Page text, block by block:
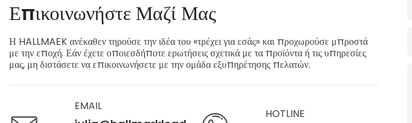
Επικοινωνήστε Μαζί Μας
Η HALLMAEK ανέκαθεν τηρούσε την ιδέα του «τρέχει για εσάς» και προχωρούσε μπροστά
με την εποχή. Εάν έχετε οποιεσδήποτε ερωτήσεις σχετικά με τα προϊόντα ή τις υπηρεσίες
μας, μη διστάσετε να επικοινωνήσετε με την ομάδα εξυπηρέτησης πελατών.
EMAIL
HOTLINE